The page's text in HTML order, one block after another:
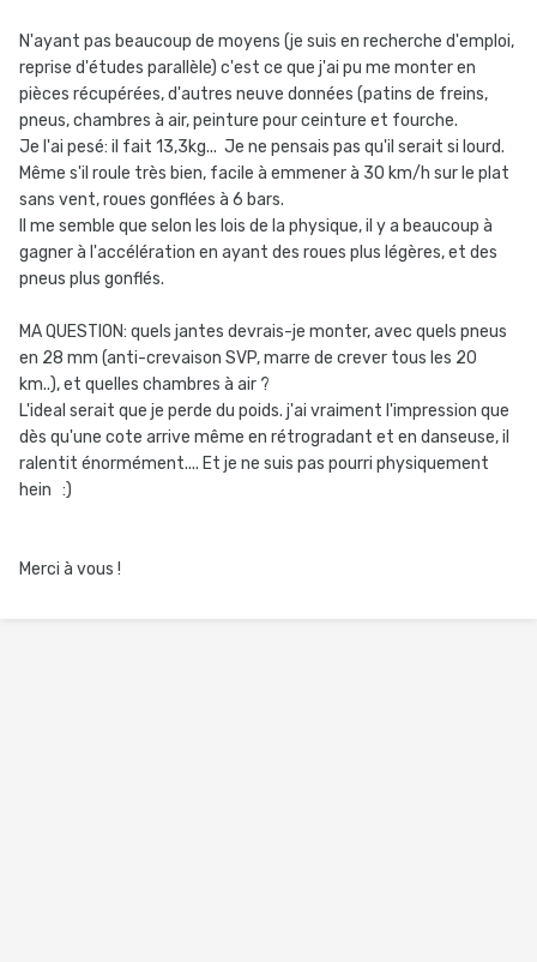
N'ayant pas beaucoup de moyens (je suis en recherche d'emploi,
reprise d'études parallèle) c'est ce que j'ai pu me monter en
pièces récupérées, d'autres neuve données (patins de freins,
pneus, chambres à air, peinture pour ceinture et fourche.
Je l'ai pesé: il fait 13,3kg... Je ne pensais pas qu'il serait si lourd.
Même s'il roule très bien, facile à emmener à 30 km/h sur le plat
sans vent, roues gonflées à 6 bars.
Il me semble que selon les lois de la physique, il y a beaucoup à
gagner à l'accélération en ayant des roues plus légères, et des
pneus plus gonflés.
MA QUESTION: quels jantes devrais-je monter, avec quels pneus
en 28 mm (anti-crevaison SVP, marre de crever tous les 20
km..), et quelles chambres à air ?
L'ideal serait que je perde du poids. j'ai vraiment l'impression que
dès qu'une cote arrive même en rétrogradant et en danseuse, il
ralentit énormément.... Et je ne suis pas pourri physiquement
hein :)
Merci à vous !